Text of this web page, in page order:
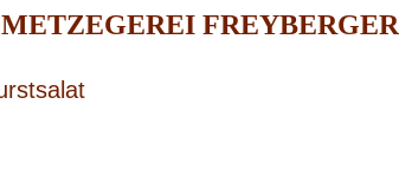
METZEGEREI FREYBERGER